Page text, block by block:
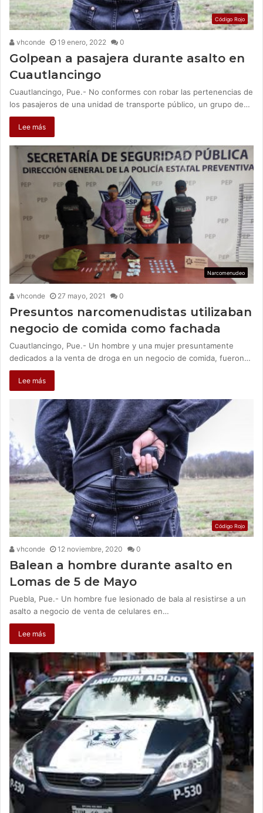
Código Rojo
vhconde 19 enero, 2022 0
Golpean a pasajera durante asalto en
Cuautlancingo
Cuautlancingo, Pue.- No conformes con robar las pertenencias de
los pasajeros de una unidad de transporte público, un grupo de…
Lee más
Narcomenudeo
vhconde 27 mayo, 2021 0
Presuntos narcomenudistas utilizaban
negocio de comida como fachada
Cuautlancingo, Pue.- Un hombre y una mujer presuntamente
dedicados a la venta de droga en un negocio de comida, fueron…
Lee más
Código Rojo
vhconde 12 noviembre, 2020 0
Balean a hombre durante asalto en
Lomas de 5 de Mayo
Puebla, Pue.- Un hombre fue lesionado de bala al resistirse a un
asalto a negocio de venta de celulares en…
Lee más